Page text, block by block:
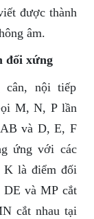
được thành
âm.
đối xứng
cân, nội tiếp
M, N, P lần
và D, E, F
ứng với các
K là điểm đối
DE và MP cắt
cắt nhau tại